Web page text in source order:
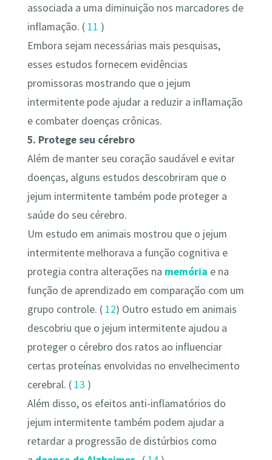
associada a uma diminuição nos marcadores de
inflamação. ( 11 )
Embora sejam necessárias mais pesquisas,
esses estudos fornecem evidências
promissoras mostrando que o jejum
intermitente pode ajudar a reduzir a inflamação
e combater doenças crônicas.
5. Protege seu cérebro
Além de manter seu coração saudável e evitar
doenças, alguns estudos descobriram que o
jejum intermitente também pode proteger a
saúde do seu cérebro.
Um estudo em animais mostrou que o jejum
intermitente melhorava a função cognitiva e
protegia contra alterações na memória e na
função de aprendizado em comparação com um
grupo controle. ( 12) Outro estudo em animais
descobriu que o jejum intermitente ajudou a
proteger o cérebro dos ratos ao influenciar
certas proteínas envolvidas no envelhecimento
cerebral. ( 13 )
Além disso, os efeitos anti-inflamatórios do
jejum intermitente também podem ajudar a
retardar a progressão de distúrbios como